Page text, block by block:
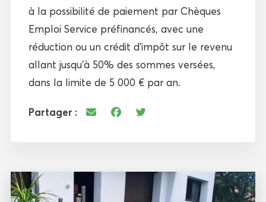
à la possibilité de paiement par Chèques
Emploi Service préfinancés, avec une
réduction ou un crédit d’impôt sur le revenu
allant jusqu’à 50% des sommes versées,
dans la limite de 5 000 € par an.
Partager :